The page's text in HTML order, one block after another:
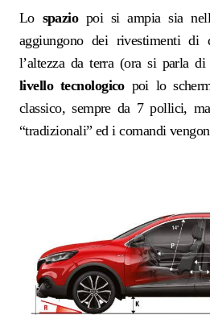
Lo spaziopoi si ampia sia
aggiungono dei rivestimenti di
l’altezza da terra (ora si parla
livello tecnologicopoi lo
classico, sempre da 7 pollici,
“tradizionali” ed i comandi